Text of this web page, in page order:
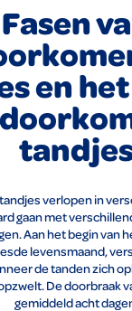
Fasen
en
verlopen in
gaan met
Aan het begin van
levensmaand,
de tanden zich
De doorbraak
gemiddeld acht